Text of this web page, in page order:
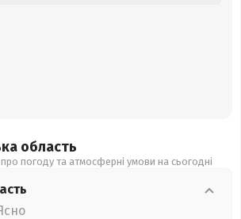
область
погоду та атмосферні умови на сьогодні